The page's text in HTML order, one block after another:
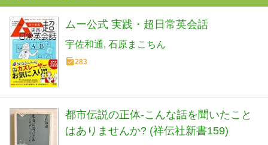
ムー公式 実践・超日常英会話
宇佐和通 石原まこちん
283
都市伝説の正体-こんな話を聞いたこと
はありませんか? (祥伝社新書159)